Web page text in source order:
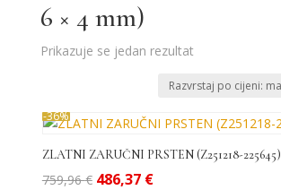
6 × 4 mm)
Prikazuje se jedan rezultat
-36%
ZLATNI ZARUČNI PRSTEN (Z251218-225645)
759,96€ Izvorna
486,37 €